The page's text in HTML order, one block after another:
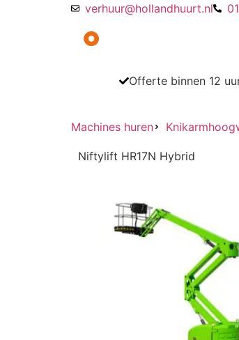
verhuur@hollandhuurt.nl
Offerte binnen 12
Machines huren
Niftylift HR17N Hybrid